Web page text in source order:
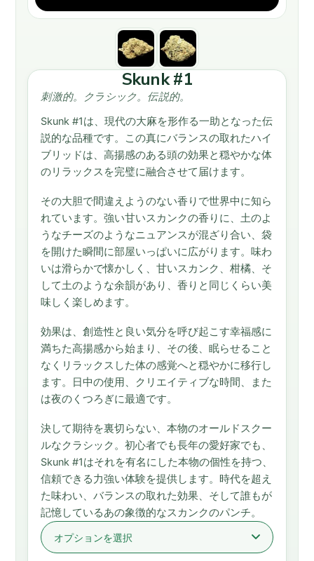
Skunk #1
刺激的。クラシック。伝説的。
Skunk #1は、現代の大麻を形作る一助となった伝
説的な品種です。この真にバランスの取れたハイ
ブリッドは、高揚感のある頭の効果と穏やかな体
のリラックスを完璧に融合させて届けます。
その大胆で間違えようのない香りで世界中に知ら
れています。強い甘いスカンクの香りに、土のよ
うなチーズのようなニュアンスが混ざり合い、袋
を開けた瞬間に部屋いっぱいに広がります。味わ
いは滑らかで懐かしく、甘いスカンク、柑橘、そ
して土のような余韻があり、香りと同じくらい美
味しく楽しめます。
効果は、創造性と良い気分を呼び起こす幸福感に
満ちた高揚感から始まり、その後、眠らせること
なくリラックスした体の感覚へと穏やかに移行し
ます。日中の使用、クリエイティブな時間、また
は夜のくつろぎに最適です。
決して期待を裏切らない、本物のオールドスクー
ルなクラシック。初心者でも長年の愛好家でも、
Skunk #1はそれを有名にした本物の個性を持つ、
信頼できる力強い体験を提供します。時代を超え
た味わい、バランスの取れた効果、そして誰もが
記憶しているあの象徴的なスカンクのパンチ。